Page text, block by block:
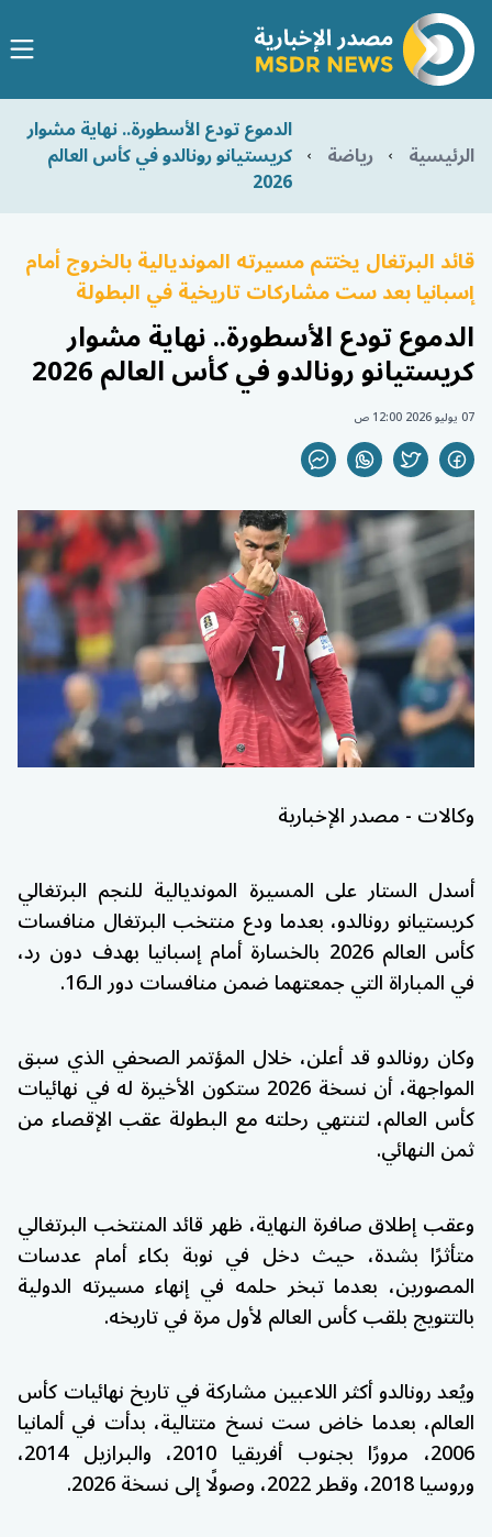
الرئيسية رياضة
الدموع تودع الأسطورة.. نهاية مشوار
كريستيانو رونالدو في كأس العالم
2026
قائد البرتغال يختتم مسيرته المونديالية بالخروج أمام
إسبانيا بعد ست مشاركات تاريخية في البطولة
الدموع تودع الأسطورة.. نهاية مشوار
كريستيانو رونالدو في كأس العالم 2026
07 يوليو 2026 12:00 ص
وكالات - مصدر الإخبارية
أسدل الستار على المسيرة المونديالية للنجم البرتغالي
كريستيانو رونالدو، بعدما ودع منتخب البرتغال منافسات
كأس العالم 2026 بالخسارة أمام إسبانيا بهدف دون رد،
في المباراة التي جمعتهما ضمن منافسات دور الـ16.
وكان رونالدو قد أعلن، خلال المؤتمر الصحفي الذي سبق
المواجهة، أن نسخة 2026 ستكون الأخيرة له في نهائيات
كأس العالم، لتنتهي رحلته مع البطولة عقب الإقصاء من
ثمن النهائي.
وعقب إطلاق صافرة النهاية، ظهر قائد المنتخب البرتغالي
متأثرًا بشدة، حيث دخل في نوبة بكاء أمام عدسات
المصورين، بعدما تبخر حلمه في إنهاء مسيرته الدولية
بالتتويج بلقب كأس العالم لأول مرة في تاريخه.
ويُعد رونالدو أكثر اللاعبين مشاركة في تاريخ نهائيات كأس
العالم، بعدما خاض ست نسخ متتالية، بدأت في ألمانيا
2006، مرورًا بجنوب أفريقيا 2010، والبرازيل 2014،
وروسيا 2018، وقطر 2022، وصولًا إلى نسخة 2026.